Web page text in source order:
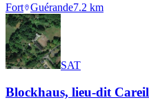
Fort Guérande7.2 km
SAT
Blockhaus, lieu-dit Careil